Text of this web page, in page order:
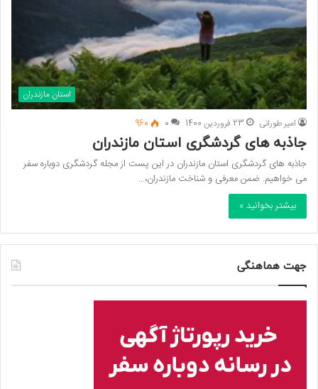
استان مازندران
امیر طورانی 23 فروردین 1400 0
960
جاذبه های گردشگری استان مازندران
جاذبه های گردشگری استان مازندران در این پست از مجله گردشگری دوباره سفر
می خواهیم. ضمن معرفی و شناخت مازندران،…
بیشتر بخوانید »
جهت هماهنگی